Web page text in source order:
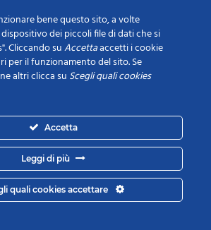
iniziativa
per beni di
bene questo sito, a volte
dei piccoli file di dati che si
Cliccando suAccettaaccetti i cookie
per il funzionamento del sito. Se
altri clicca su Scegli quali cookies
Accetta
Leggi di più
quali cookies accettare